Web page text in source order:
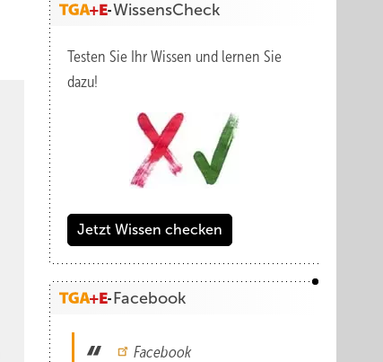
WissensCheck
Testen Sie Ihr Wissen und lernen Sie
dazu!
Jetzt Wissen checken
Facebook
Facebook